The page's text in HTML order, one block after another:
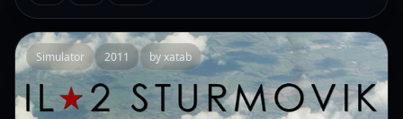
Simulator 2011 by xatab